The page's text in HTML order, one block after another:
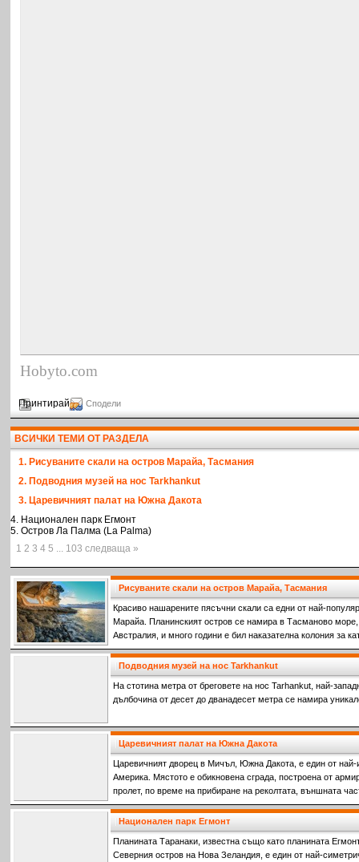
Hobyto.com
Принтирай Сподели
ВСИЧКИ ТЕМИ ОТ РАЗДЕЛА
1. Рисуваните скали на остров Марайа, Тасмания
2. Подводния музей на нос Tarkhankut
3. Царевичният палат на Южна Дакота
4. Национален парк Егмонт
5. Остров Ла Палма (La Palma)
1 2 3 4 5 ... 103 следваща »
Рисуваните скали на остров Марайа, Тасмания
Красиво нашарените пясъчни скали са едни от най-
Марайа. Планинският остров се намира в Тасманово
Австралия, и много години е бил наказателна колония за
престъпления срещу френските колонизатори.
Подводния музей на нос Tarkhankut
На стотина метра от бреговете на нос Tarhankut, най-
дълбочина от десет до дванадесет метра се намира
Царевичният палат на Южна Дакота
Царевичният дворец в Мичъл, Южна Дакота, е един от най-
Америка. Мястото е обикновена сграда, построена от
пролет, по време на прибиране на реколтата, външната
Национален парк Егмонт
Планината Таранаки, известна също като планината
Северния остров на Нова Зеландия, е един от най-